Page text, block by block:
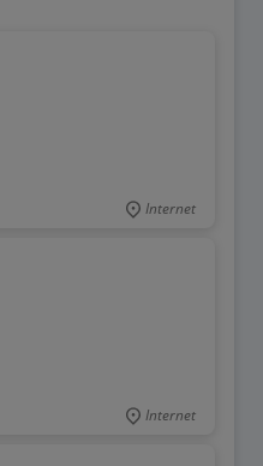
Internet
Internet